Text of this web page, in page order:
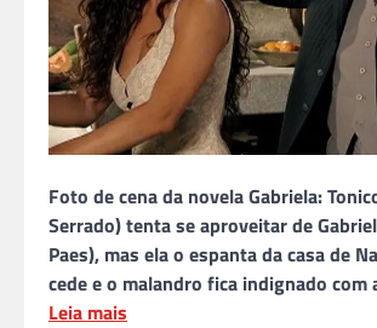
Foto de cena da novela Gabriela:
Serrado) tenta se aproveitar de
Paes), mas ela o espanta da casa de
cede e o malandro fica indignado
Leia mais